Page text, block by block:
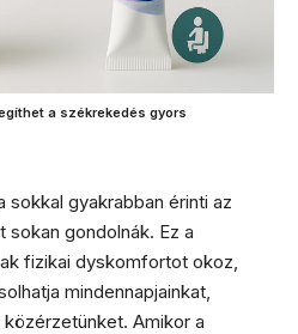
a székrekedés gyors
gyakrabban érinti az
gondolnák. Ez a
fizikai dyskomfortot okoz,
mindennapjainkat,
Amikor a